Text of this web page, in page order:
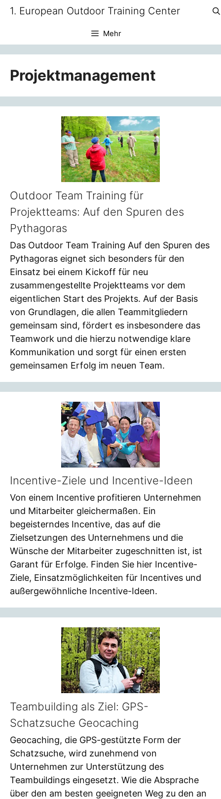
Zum1. European Outdoor Training Center
Mehr
Projektmanagement
Outdoor Team Training für
Projektteams: Auf den Spuren des
Pythagoras
Das Outdoor Team Training Auf den Spuren des
Pythagoras eignet sich besonders für den
Einsatz bei einem Kickoff für neu
zusammengestellte Projektteams vor dem
eigentlichen Start des Projekts. Auf der Basis
von Grundlagen, die allen Teammitgliedern
gemeinsam sind, fördert es insbesondere das
Teamwork und die hierzu notwendige klare
Kommunikation und sorgt für einen ersten
gemeinsamen Erfolg im neuen Team.
Incentive-Ziele und Incentive-Ideen
Von einem Incentive profitieren Unternehmen
und Mitarbeiter gleichermaßen. Ein
begeisterndes Incentive, das auf die
Zielsetzungen des Unternehmens und die
Wünsche der Mitarbeiter zugeschnitten ist, ist
Garant für Erfolge. Finden Sie hier Incentive-
Ziele, Einsatzmöglichkeiten für Incentives und
außergewöhnliche Incentive-Ideen.
Teambuilding als Ziel: GPS-
Schatzsuche Geocaching
Geocaching, die GPS-gestützte Form der
Schatzsuche, wird zunehmend von
Unternehmen zur Unterstützung des
Teambuildings eingesetzt. Wie die Absprache
über den am besten geeigneten Weg zu den an